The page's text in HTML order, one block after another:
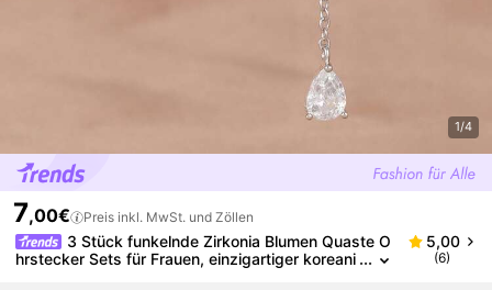
1/4
7,00€ Preis inkl. MwSt. und Zöllen
3 Stück funkelnde Zirkonia Blumen Quaste O
hrstecker Sets für Frauen, einzigartiger koreani
5,00
(6)